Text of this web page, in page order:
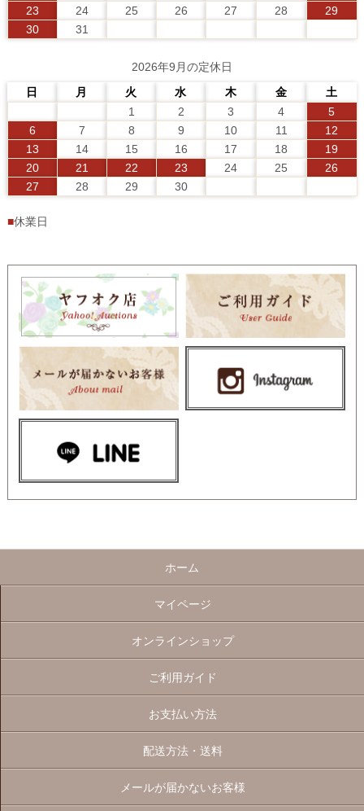
23
24 25 26 27 28
29
30
31
2026年9月の定休日
日
月 火 水 木 金
土
1
2 3 4
5
6
7 8 9 10 11
12
13
14 15 16 17 18
19
20
21 22 23 24 25
26
27
28 29 30
■休業日
ホーム
マイページ
オンラインショップ
ご利用ガイド
お支払い方法
配送方法・送料
メールが届かないお客様